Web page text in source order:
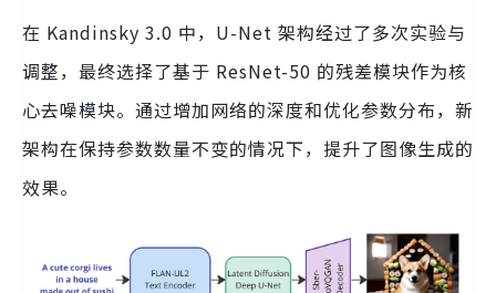
在 Kandinsky 3.0 中，U-Net 架构经过了多次实验与
调整，最终选择了基于 ResNet-50 的残差模块作为核
心去噪模块。通过增加网络的深度和优化参数分布，新
架构在保持参数数量不变的情况下，提升了图像生成的
效果。